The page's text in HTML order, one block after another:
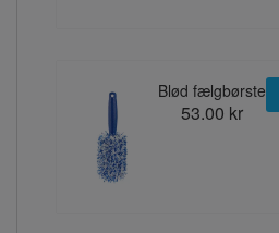
Blød fælgbørste
53.00 kr